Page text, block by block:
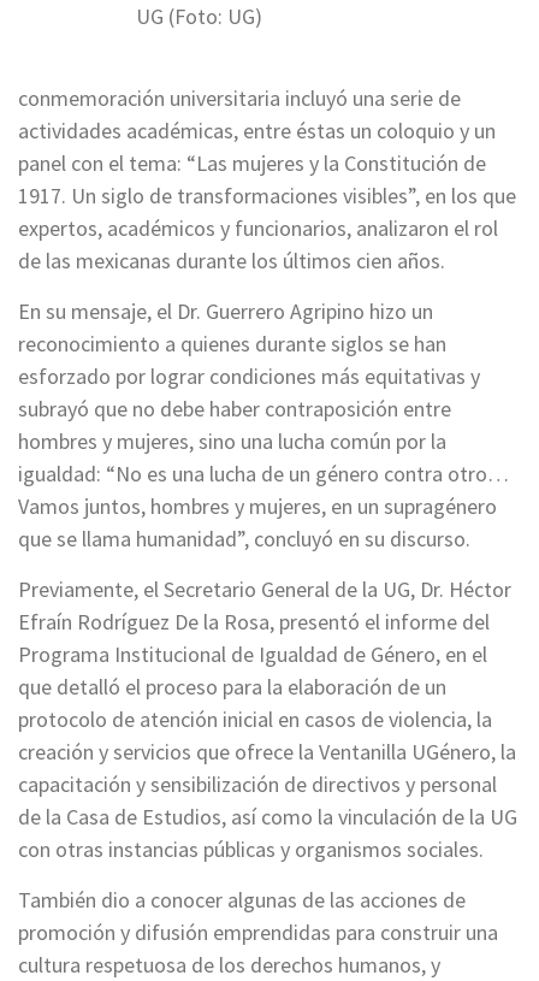
UG (Foto: UG)
conmemoración universitaria incluyó una serie de
actividades académicas, entre éstas un coloquio y un
panel con el tema: “Las mujeres y la Constitución de
1917. Un siglo de transformaciones visibles”, en los que
expertos, académicos y funcionarios, analizaron el rol
de las mexicanas durante los últimos cien años.
En su mensaje, el Dr. Guerrero Agripino hizo un
reconocimiento a quienes durante siglos se han
esforzado por lograr condiciones más equitativas y
subrayó que no debe haber contraposición entre
hombres y mujeres, sino una lucha común por la
igualdad: “No es una lucha de un género contra otro…
Vamos juntos, hombres y mujeres, en un supragénero
que se llama humanidad”, concluyó en su discurso.
Previamente, el Secretario General de la UG, Dr. Héctor
Efraín Rodríguez De la Rosa, presentó el informe del
Programa Institucional de Igualdad de Género, en el
que detalló el proceso para la elaboración de un
protocolo de atención inicial en casos de violencia, la
creación y servicios que ofrece la Ventanilla UGénero, la
capacitación y sensibilización de directivos y personal
de la Casa de Estudios, así como la vinculación de la UG
con otras instancias públicas y organismos sociales.
También dio a conocer algunas de las acciones de
promoción y difusión emprendidas para construir una
cultura respetuosa de los derechos humanos, y